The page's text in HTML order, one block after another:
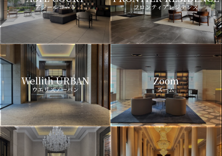
アジールコート フロンティアレジデンス
Wellith URBAN
ウエリスアーバン
Zoom
ズーム